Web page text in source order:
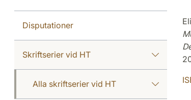
Disputationer
Skriftserier vid HT
Alla skriftserier vid HT